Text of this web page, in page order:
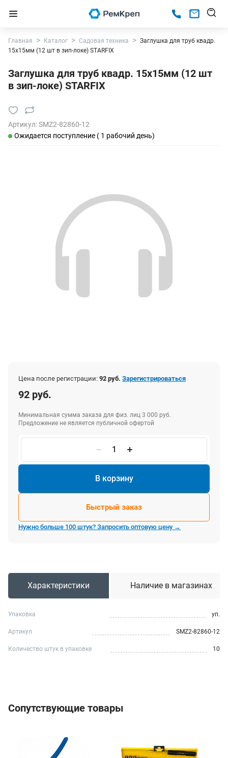
Главная Каталог Садовая техника
Заглушка для труб квадр.
15х15мм (12 шт в зип-локе) STARFIX
Заглушка для труб квадр. 15х15мм (12 шт
в зип-локе) STARFIX
Артикул:SMZ2-82860-12
Ожидается поступление ( 1 рабочий день)
Цена после регистрации: 92 руб. Зарегистрироваться
92 руб.
Минимальная сумма заказа для физ. лиц 3 000 руб.
Предложение не является публичной офертой
В корзину
Быстрый заказ
Нужно больше 100 штук? Запросить оптовую цену →
Характеристики Наличие в магазинах
Упаковка уп.
Артикул SMZ2-82860-12
Количество штук в упаковке 10
Сопутствующие товары